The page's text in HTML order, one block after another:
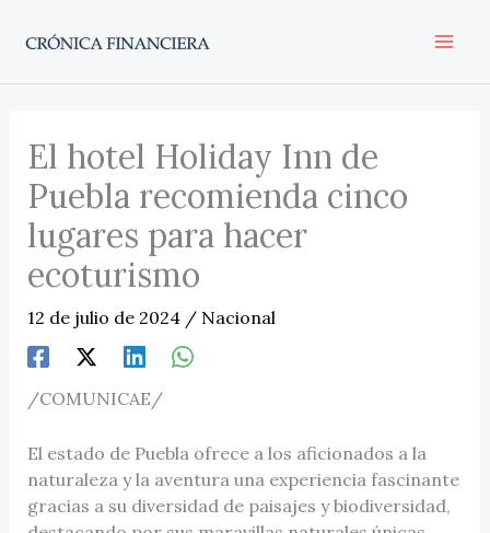
El hotel Holiday Inn de
Puebla recomienda cinco
lugares para hacer
ecoturismo
12 de julio de 2024 / Nacional
/COMUNICAE/
El estado de Puebla ofrece a los aficionados a la
naturaleza y la aventura una experiencia fascinante
gracias a su diversidad de paisajes y biodiversidad,